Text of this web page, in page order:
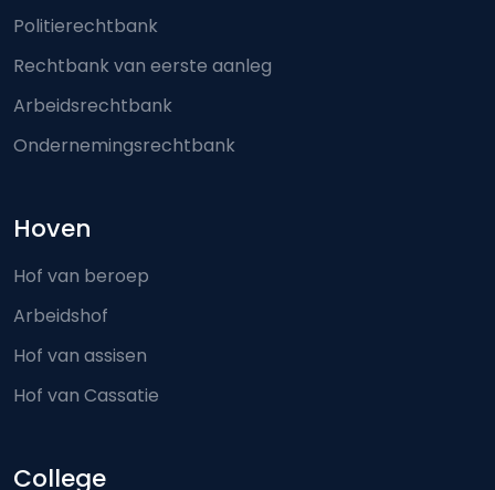
Politierechtbank
Rechtbank van eerste aanleg
Arbeidsrechtbank
Ondernemingsrechtbank
Hoven
Hof van beroep
Arbeidshof
Hof van assisen
Hof van Cassatie
College